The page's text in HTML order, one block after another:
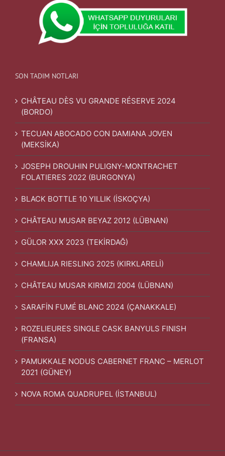
SON TADIM NOTLARI
CHÂTEAU DÈS VU GRANDE RÉSERVE 2024
(BORDO)
TECUAN ABOCADO CON DAMIANA JOVEN
(MEKSİKA)
JOSEPH DROUHIN PULIGNY-MONTRACHET
FOLATIERES 2022 (BURGONYA)
BLACK BOTTLE 10 YILLIK (İSKOÇYA)
CHÂTEAU MUSAR BEYAZ 2012 (LÜBNAN)
GÜLOR XXX 2023 (TEKİRDAĞ)
CHAMLIJA RIESLING 2025 (KIRKLARELİ)
CHÂTEAU MUSAR KIRMIZI 2004 (LÜBNAN)
SARAFİN FUMÉ BLANC 2024 (ÇANAKKALE)
ROZELIEURES SINGLE CASK BANYULS FINISH
(FRANSA)
PAMUKKALE NODUS CABERNET FRANC – MERLOT
2021 (GÜNEY)
NOVA ROMA QUADRUPEL (İSTANBUL)